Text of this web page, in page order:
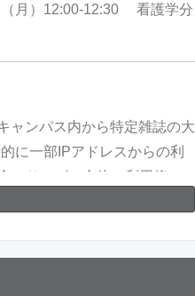
（月）12:00-12:30 看護学分
ャンパス内から特定雑誌の大
に一部IPアドレスからの利
サービス全体の利用停止
い。 ■メディカルオンライ